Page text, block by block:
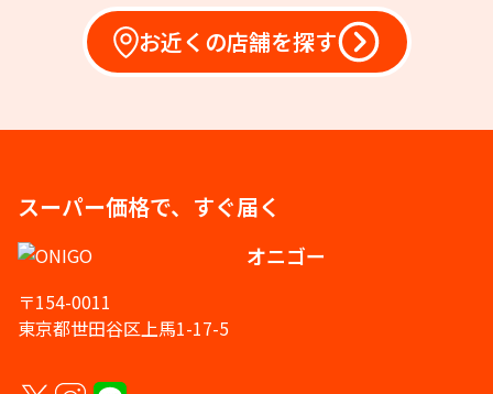
お近くの店舗を探す
スーパー価格で、すぐ届く
オニゴー
〒154-0011
東京都世田谷区上馬1-17-5